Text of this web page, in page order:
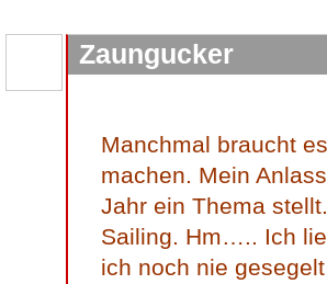
Zaungucker
Manchmal braucht
machen. Mein
Jahr ein Thema
Sailing. Hm….. Ich
ich noch nie